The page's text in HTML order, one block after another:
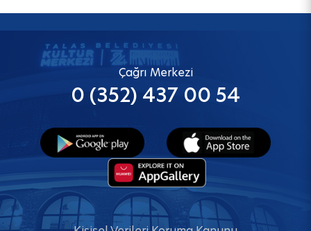
Çağrı Merkezi
0 (352) 437 00 54